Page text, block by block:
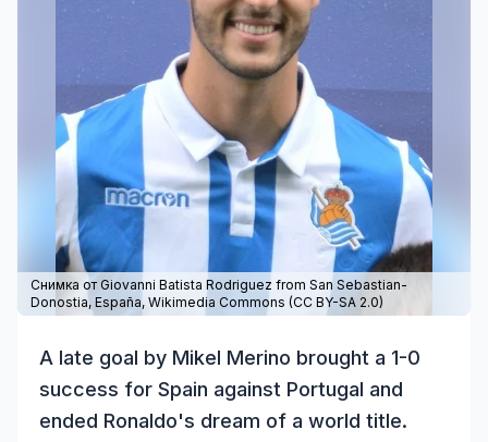
Снимка от Giovanni Batista Rodriguez from San Sebastian-
Donostia, España, Wikimedia Commons (CC BY-SA 2.0)
A late goal by Mikel Merino brought a 1-0
success for Spain against Portugal and
ended Ronaldo's dream of a world title.